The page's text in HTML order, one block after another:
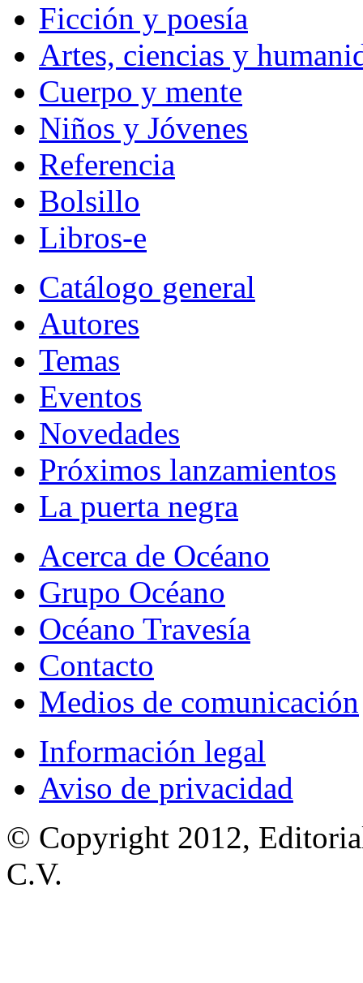
Ficción y poesía
Artes, ciencias y
Cuerpo y mente
Niños y Jóvenes
Referencia
Bolsillo
Libros-e
Catálogo general
Autores
Temas
Eventos
Novedades
Próximos lanzamientos
La puerta negra
Acerca de Océano
Grupo Océano
Océano Travesía
Contacto
Medios de comunicación
Información legal
Aviso de privacidad
© Copyright 2012,
C.V.